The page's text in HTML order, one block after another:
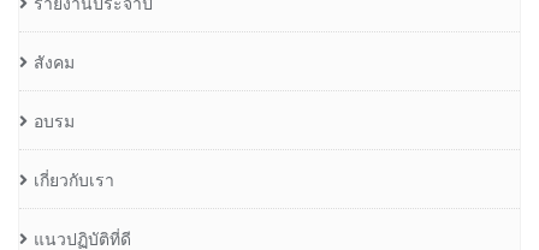
สังคม
อบรม
เกี่ยวกับเรา
แนวปฏิบัติที่ดี